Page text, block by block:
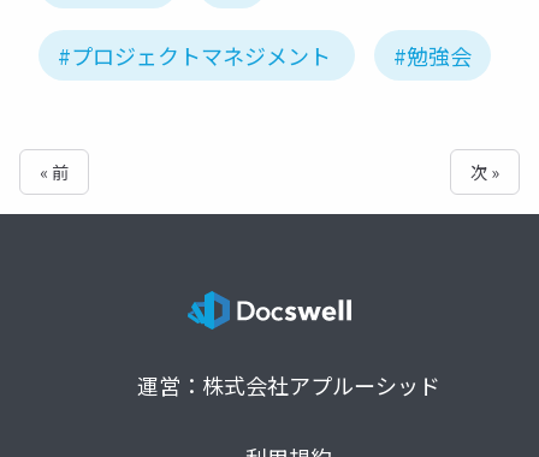
#プロジェクトマネジメント #勉強会
« 前 次 »
運営：株式会社アプルーシッド